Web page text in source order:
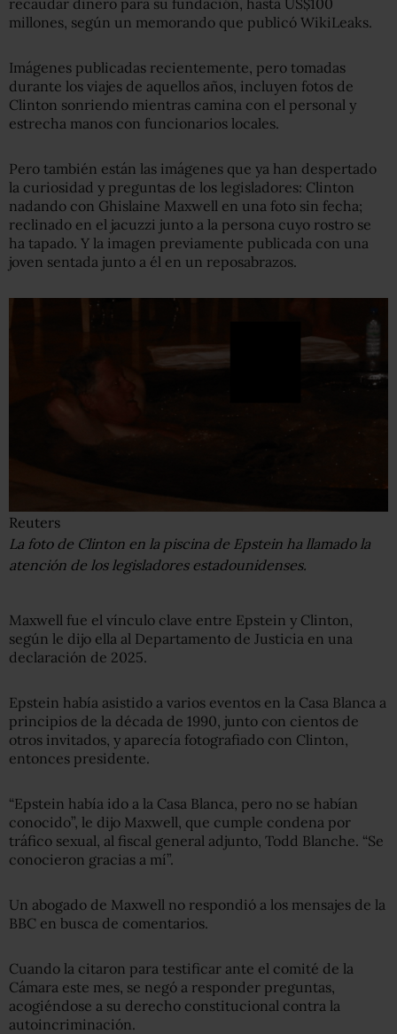
recaudar dinero para su fundación, hasta US$100
millones, según un memorando que publicó WikiLeaks.
Imágenes publicadas recientemente, pero tomadas
durante los viajes de aquellos años, incluyen fotos de
Clinton sonriendo mientras camina con el personal y
estrecha manos con funcionarios locales.
Pero también están las imágenes que ya han despertado
la curiosidad y preguntas de los legisladores: Clinton
nadando con Ghislaine Maxwell en una foto sin fecha;
reclinado en el jacuzzi junto a la persona cuyo rostro se
ha tapado. Y la imagen previamente publicada con una
joven sentada junto a él en un reposabrazos.
Reuters
La foto de Clinton en la piscina de Epstein ha llamado la
atención de los legisladores estadounidenses.
Maxwell fue el vínculo clave entre Epstein y Clinton,
según le dijo ella al Departamento de Justicia en una
declaración de 2025.
Epstein había asistido a varios eventos en la Casa Blanca a
principios de la década de 1990, junto con cientos de
otros invitados, y aparecía fotografiado con Clinton,
entonces presidente.
“Epstein había ido a la Casa Blanca, pero no se habían
conocido”, le dijo Maxwell, que cumple condena por
tráfico sexual, al fiscal general adjunto, Todd Blanche. “Se
conocieron gracias a mí”.
Un abogado de Maxwell no respondió a los mensajes de la
BBC en busca de comentarios.
Cuando la citaron para testificar ante el comité de la
Cámara este mes, se negó a responder preguntas,
acogiéndose a su derecho constitucional contra la
autoincriminación.